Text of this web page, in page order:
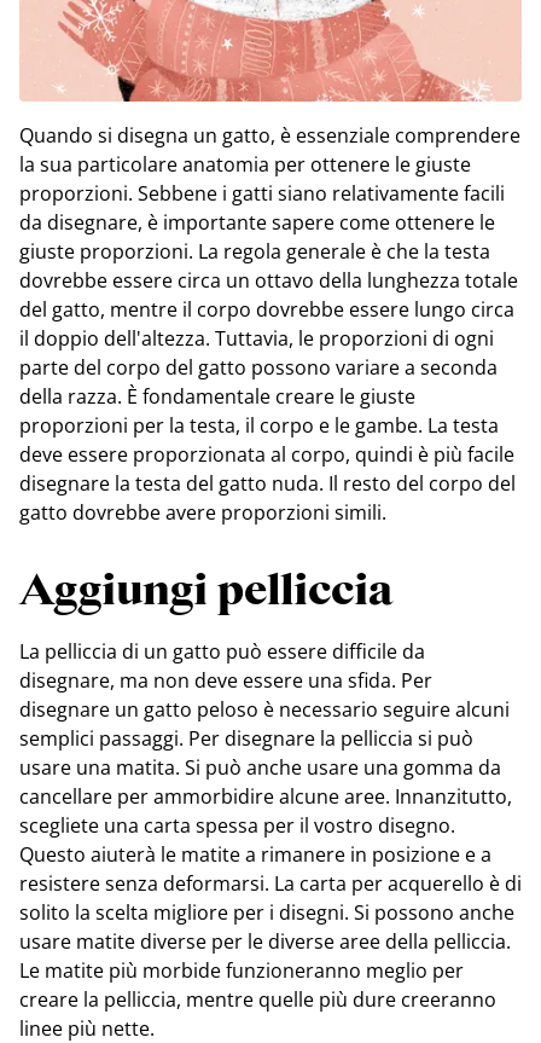
Quando si disegna un gatto, è essenziale comprendere
la sua particolare anatomia per ottenere le giuste
proporzioni. Sebbene i gatti siano relativamente facili
da disegnare, è importante sapere come ottenere le
giuste proporzioni. La regola generale è che la testa
dovrebbe essere circa un ottavo della lunghezza totale
del gatto, mentre il corpo dovrebbe essere lungo circa
il doppio dell'altezza. Tuttavia, le proporzioni di ogni
parte del corpo del gatto possono variare a seconda
della razza. È fondamentale creare le giuste
proporzioni per la testa, il corpo e le gambe. La testa
deve essere proporzionata al corpo, quindi è più facile
disegnare la testa del gatto nuda. Il resto del corpo del
gatto dovrebbe avere proporzioni simili.
Aggiungi pelliccia
La pelliccia di un gatto può essere difficile da
disegnare, ma non deve essere una sfida. Per
disegnare un gatto peloso è necessario seguire alcuni
semplici passaggi. Per disegnare la pelliccia si può
usare una matita. Si può anche usare una gomma da
cancellare per ammorbidire alcune aree. Innanzitutto,
scegliete una carta spessa per il vostro disegno.
Questo aiuterà le matite a rimanere in posizione e a
resistere senza deformarsi. La carta per acquerello è di
solito la scelta migliore per i disegni. Si possono anche
usare matite diverse per le diverse aree della pelliccia.
Le matite più morbide funzioneranno meglio per
creare la pelliccia, mentre quelle più dure creeranno
linee più nette.